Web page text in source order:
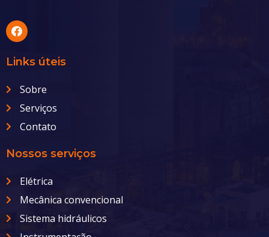
Links úteis
Sobre
Serviços
Contato
Nossos serviços
Elétrica
Mecânica convencional
Sistema hidráulicos